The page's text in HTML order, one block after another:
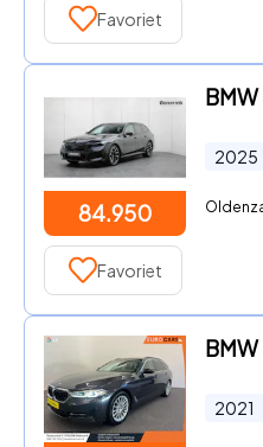
Favoriet
84.950
2025
Favoriet
2021